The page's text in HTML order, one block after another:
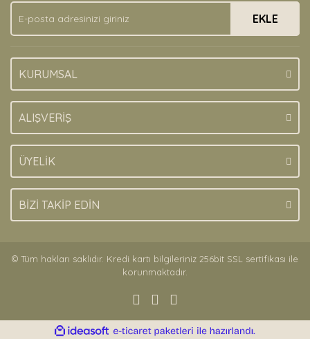
EKLE
KURUMSAL
ALIŞVERİŞ
ÜYELİK
BİZİ TAKİP EDİN
© Tüm hakları saklıdır. Kredi kartı bilgileriniz 256bit SSL sertifikası ile
korunmaktadır.
ideasoft e-